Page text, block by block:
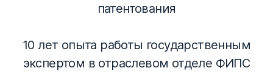
патентования
10 лет опыта работы государственным
экспертом в отраслевом отделе ФИПС